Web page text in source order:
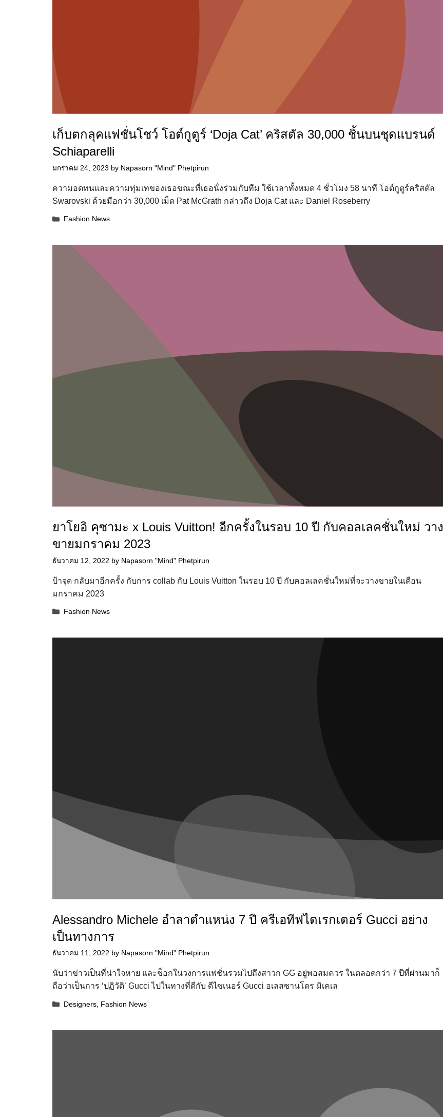
เก็บตกลุคแฟชั่นโชว์ โอต์กูตูร์ ‘Doja Cat’ คริสตัล 30,000 ชิ้นบนชุดแบรนด์
Schiaparelli
มกราคม 24, 2023 by Napasorn "Mind" Phetpirun
ความอดทนและความทุ่มเทของเธอขณะที่เธอนั่งร่วมกับทีม ใช้เวลาทั้งหมด 4 ชั่วโมง 58 นาที โอต์กูตูร์คริสตัล
Swarovski ด้วยมือกว่า 30,000 เม็ด Pat McGrath กล่าวถึง Doja Cat และ Daniel Roseberry
Categories
Fashion News
ยาโยอิ คุซามะ x Louis Vuitton! อีกครั้งในรอบ 10 ปี กับคอลเลคชั่นใหม่ วาง
ขายมกราคม 2023
ธันวาคม 12, 2022 by Napasorn "Mind" Phetpirun
ป้าจุด กลับมาอีกครั้ง กับการ collab กับ Louis Vuitton ในรอบ 10 ปี กับคอลเลคชั่นใหม่ที่จะวางขายในเดือน
มกราคม 2023
Categories
Fashion News
Alessandro Michele อำลาตำแหน่ง 7 ปี ครีเอทีฟไดเรกเตอร์ Gucci อย่าง
เป็นทางการ
ธันวาคม 11, 2022 by Napasorn "Mind" Phetpirun
นับว่าข่าวเป็นที่น่าใจหาย และช็อกในวงการแฟชั่นรวมไปถึงสาวก GG อยู่พอสมควร ในตลอดกว่า 7 ปีที่ผ่านมาก็
ถือว่าเป็นการ ‘ปฏิวัติ’ Gucci ไปในทางที่ดีกับ ดีไซเนอร์ Gucci อเลสซานโดร มิเคเล
Categories
Designers, Fashion News